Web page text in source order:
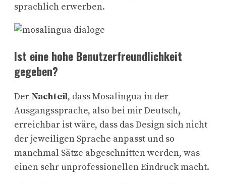
sprachlich erwerben.
Ist eine hohe Benutzerfreundlichkeit
gegeben?
Der Nachteil, dass Mosalingua in der
Ausgangssprache, also bei mir Deutsch,
erreichbar ist wäre, dass das Design sich nicht
der jeweiligen Sprache anpasst und so
manchmal Sätze abgeschnitten werden, was
einen sehr unprofessionellen Eindruck macht.